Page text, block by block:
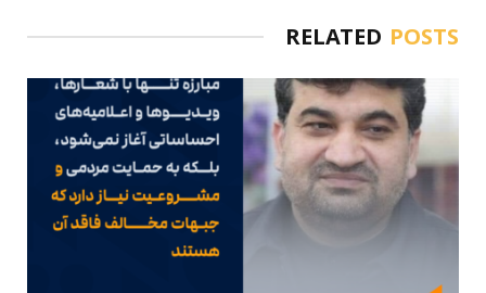
RELATED POSTS